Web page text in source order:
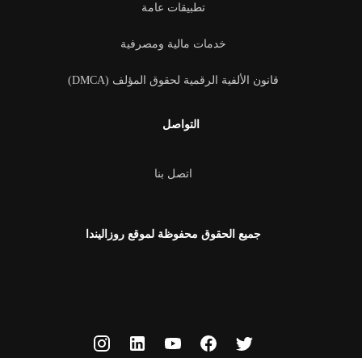
تطبيقات عامة
خدمات مالية ومصرفية
قانون الألفية الرقمية لحقوق المؤلف (DMCA)
التواصل
اتصل بنا
جميع الحقوق محفوظة لموقع روزاليندا